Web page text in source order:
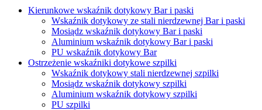
Kierunkowe wskaźnik dotykowy Bar i paski
Wskaźnik dotykowy ze stali nierdzewnej Bar i paski
Mosiądz wskaźnik dotykowy Bar i paski
Aluminium wskaźnik dotykowy Bar i paski
PU wskaźnik dotykowy Bar
Ostrzeżenie wskaźniki dotykowe szpilki
Wskaźnik dotykowy stali nierdzewnej szpilki
Mosiądz wskaźnik dotykowy szpilki
Aluminium wskaźnik dotykowy szpilki
PU szpilki